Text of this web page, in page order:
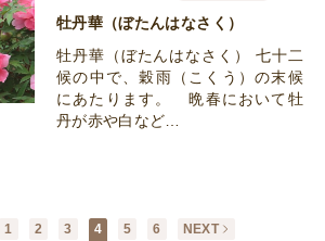
牡丹華（ぼたんはなさく）
牡丹華（ぼたんはなさく） 七十二
候の中で、穀雨（こくう）の末候
にあたります。 晩春において牡
丹が赤や白など…
1 2 3 4 5 6 NEXT